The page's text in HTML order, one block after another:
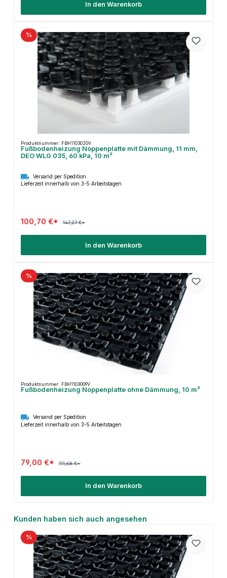
In den Warenkorb
%
Produktnummer: FBH1103020V
Fußbodenheizung Noppenplatte mit Dämmung, 11 mm,
DEO WLG 035, 60 kPa, 10 m²
Versand per Spedition
Lieferzeit innerhalb von 3-5 Arbeitstagen
100,70 €* 147,27 €*
In den Warenkorb
%
Produktnummer: FBH1103009V
Fußbodenheizung Noppenplatte ohne Dämmung, 10 m²
Versand per Spedition
Lieferzeit innerhalb von 3-5 Arbeitstagen
79,00 €* 111,68 €*
In den Warenkorb
Produktgalerie überspringen
Kunden haben sich auch angesehen
%